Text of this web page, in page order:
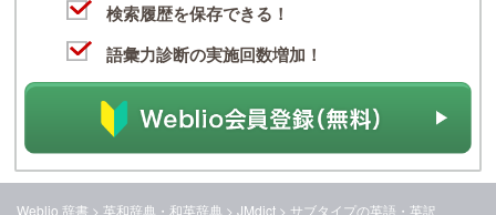
検索履歴を保存できる！
語彙力診断の実施回数増加！
Weblio 辞書 > 英和辞典・和英辞典 > JMdict > サブタイプの英語・英訳